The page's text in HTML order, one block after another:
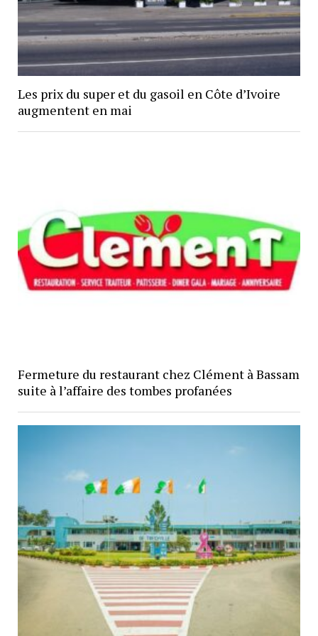
Les prix du super et du gasoil en Côte d’Ivoire
augmentent en mai
Fermeture du restaurant chez Clément à Bassam
suite à l’affaire des tombes profanées